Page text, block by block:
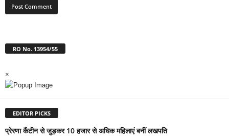
RO No. 13954/55
×
EDITOR PICKS
प्रेरणा कैंटीन से जुड़कर 10 हजार से अधिक महिलाएं बनीं लखपति